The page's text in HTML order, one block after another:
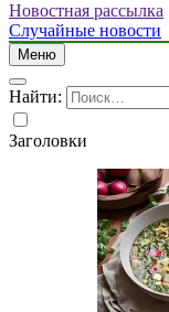
Новостная рассылка
Случайные новости
Меню
Найти:
Заголовки